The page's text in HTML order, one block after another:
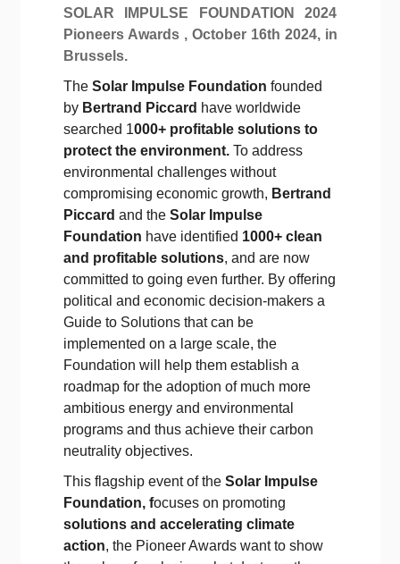
SOLAR IMPULSE FOUNDATION 2024
Pioneers Awards , October 16th 2024, in
Brussels.
The Solar Impulse Foundation founded
by Bertrand Piccard have worldwide
searched 1000+ profitable solutions to
protect the environment.To address
environmental challenges without
compromising economic growth, Bertrand
Piccard and the Solar Impulse
Foundation have identified 1000+ clean
and profitable solutions, and are now
committed to going even further. By offering
political and economic decision-makers a
Guide to Solutions that can be
implemented on a large scale, the
Foundation will help them establish a
roadmap for the adoption of much more
ambitious energy and environmental
programs and thus achieve their carbon
neutrality objectives.
This flagship event of the Solar Impulse
Foundation, focuses on promoting
solutions and accelerating climate
action, the Pioneer Awards want to show